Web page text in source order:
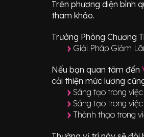
Trên phương diện bình
tham khảo.
Trưởng Phòng Chương
Giải Pháp Giảm
Nếu bạn quan tâm đến
cải thiện mức lương
Sáng tạo trong
Sáng tạo trong
Thành thạo trong